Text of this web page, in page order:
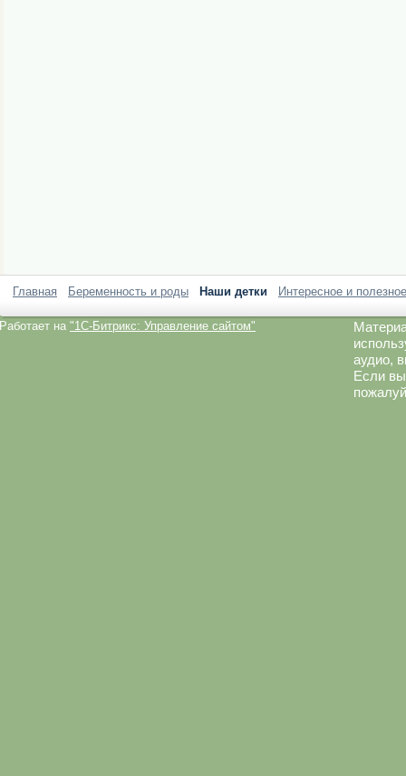
Главная Беременность и роды Наши детки Интересное и полезное
Работает на "1C-Битрикс: Управление сайтом"
аудио,
Если вы